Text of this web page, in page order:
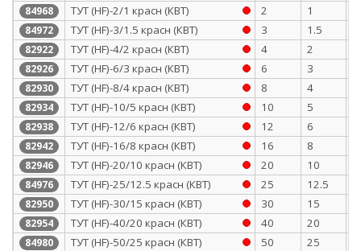
84968 ТУТ (HF)-2/1 красн (КВТ) 2 1
84972 ТУТ (HF)-3/1.5 красн (КВТ) 3 1.5
82922 ТУТ (HF)-4/2 красн (КВТ) 4 2
82926 ТУТ (HF)-6/3 красн (КВТ) 6 3
82930 ТУТ (HF)-8/4 красн (КВТ) 8 4
82934 ТУТ (HF)-10/5 красн (КВТ) 10 5
82938 ТУТ (HF)-12/6 красн (КВТ) 12 6
82942 ТУТ (HF)-16/8 красн (КВТ) 16 8
82946 ТУТ (HF)-20/10 красн (КВТ) 20 10
84976 ТУТ (HF)-25/12.5 красн (КВТ) 25 12.5
82950 ТУТ (HF)-30/15 красн (КВТ) 30 15
82954 ТУТ (HF)-40/20 красн (КВТ) 40 20
84980 ТУТ (HF)-50/25 красн (КВТ) 50 25